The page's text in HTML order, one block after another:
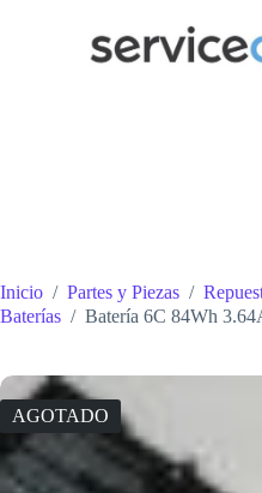
Inicio / Partes y Piezas /
Baterías / Batería 6C 84Wh
AGOTADO